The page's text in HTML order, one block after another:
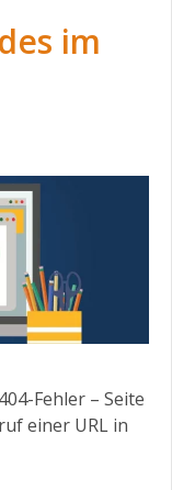
im
Fehler – Seite
einer URL in